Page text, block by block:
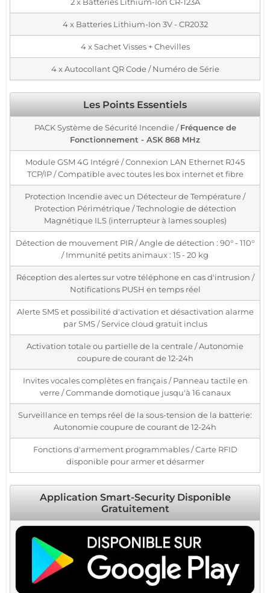
2 x Batteries Lithium-Ion CR-123A
4 x Batteries Lithium-Ion 3V - CR2032
4 x Sachet Visses + Chevilles
4 x Autocollant QR Code / Numéro de Série
Les Points Essentiels
PACK Système de Sécurité Incendie /Fréquence de
Fonctionnement - ASK 868 MHz
Module GSM 4G Intégré / Connexion LAN Ethernet RJ45
TCP/IP / Compatible avec toutes les box internet et fibre
Protection Incendie avec un Détecteur de Température /
Protection Périmétrique / Technologie de détection
Magnétique ILS (interrupteur à lames souples)
Détection de mouvement PIR / Angle de détection : 90° - 110°
/ Immunité petits animaux : 15 - 20 kg
Réception des alertes sur votre téléphone en cas d'intrusion /
Notifications PUSH en temps réel
Alerte SMS et possibilité d'activation et désactivation alarme
par SMS / Service cloud gratuit inclus
Activation totale ou partielle de la centrale / Autonomie
coupure de courant de 12-24h
Invites vocales complètes en français / Panneau tactile en
verre / Commande domotique jusqu'à 16 canaux
Surveillance en temps réel de la sous-tension de la batterie:
Autonomie coupure de courant de 12-24h
Fonctions d'armement programmables / Carte RFID
disponible pour armer et désarmer
Application Smart-Security Disponible
Gratuitement